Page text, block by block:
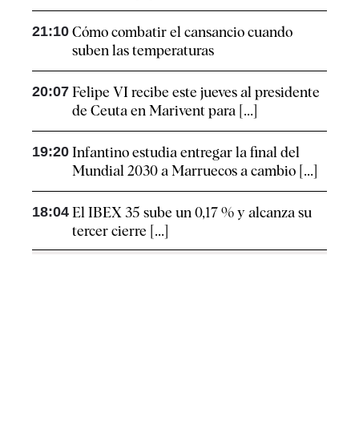
21:10 Cómo combatir el cansancio​ cuando
suben las temperaturas
20:07 Felipe VI recibe este jueves al presidente
de Ceuta en Marivent para [...]
19:20 Infantino estudia entregar la final del
Mundial 2030 a Marruecos a cambio [...]
18:04 El IBEX 35 sube un 0,17 % y alcanza su
tercer cierre [...]